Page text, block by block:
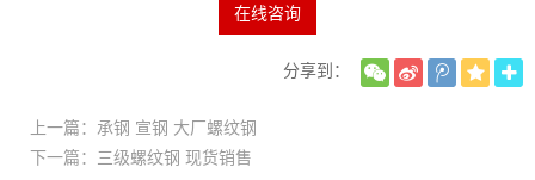
在线咨询
分享到：
上一篇：承钢 宣钢 大厂螺纹钢
下一篇：三级螺纹钢 现货销售